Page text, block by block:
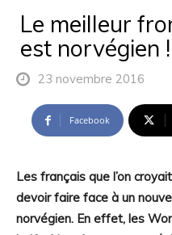
Le meilleur
est norvégien !
23 novembre 2016
Facebook
Les français que l’on
devoir faire face à un
norvégien. En effet, les